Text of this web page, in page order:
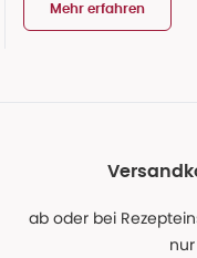
Mehr erfahren
ab oder bei
nur